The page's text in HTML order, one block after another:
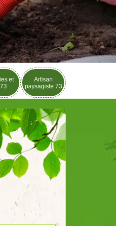
et
Artisan
paysagiste 73